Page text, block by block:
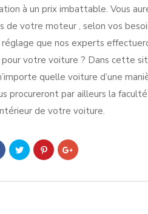
à un prix imbattable. Vous
de votre moteur , selon vos
que nos experts
pour votre voiture ? Dans cette
quelle voiture d’une
procureront par ailleurs la
de votre voiture.